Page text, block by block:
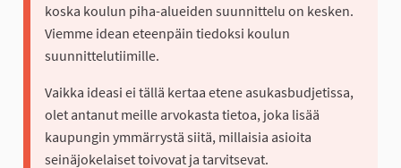
koska koulun piha-alueiden suunnittelu on kesken.
Viemme idean eteenpäin tiedoksi koulun
suunnittelutiimille.
Vaikka ideasi ei tällä kertaa etene asukasbudjetissa,
olet antanut meille arvokasta tietoa, joka lisää
kaupungin ymmärrystä siitä, millaisia asioita
seinäjokelaiset toivovat ja tarvitsevat.